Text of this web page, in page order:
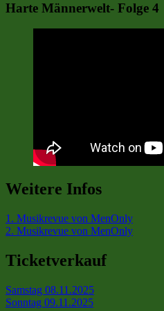
Harte Männerwelt- Folge 4
Weitere Infos
1. Musikrevue von MenOnly
2. Musikrevue von MenOnly
Ticketverkauf
Samstag 08.11.2025
Sonntag 09.11.2025